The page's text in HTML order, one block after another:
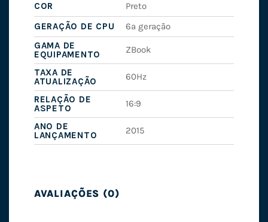
COR
Preto
GERAÇÃO DE CPU
6ª geração
GAMA DE
EQUIPAMENTO
ZBook
TAXA DE
ATUALIZAÇÃO
60Hz
RELAÇÃO DE
ASPETO
16:9
ANO DE
LANÇAMENTO
2015
AVALIAÇÕES (0)